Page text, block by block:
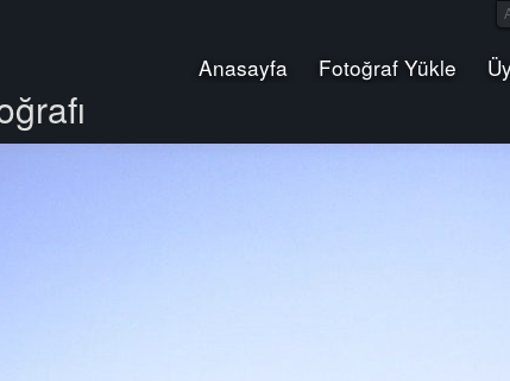
Anasayfa Fotoğraf Yükle